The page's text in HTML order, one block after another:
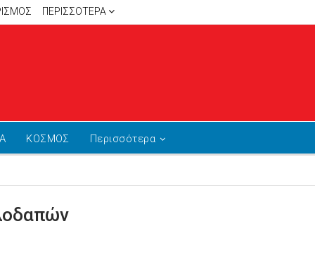
ΠΕΡΙΣΣΌΤΕΡΑ
ΚΟΣΜΟΣ Περισσότερα